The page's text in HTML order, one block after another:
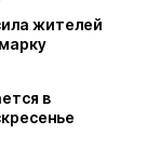
жителей
в